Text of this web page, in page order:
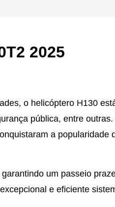
2025
o helicóptero H130
pública, entre
a popularidade
um passeio
e eficiente